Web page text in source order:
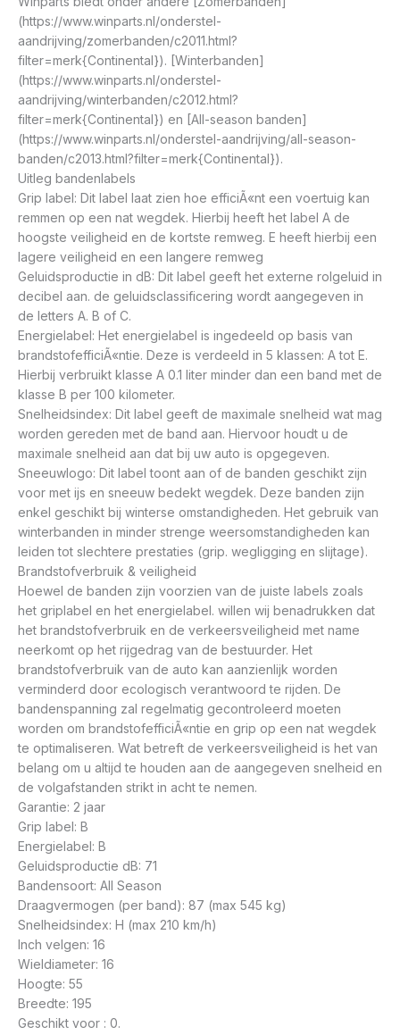
(https://www.winparts.nl/onderstel-
aandrijving/zomerbanden/c2011.html?
filter=merk{Continental}). [Winterbanden]
(https://www.winparts.nl/onderstel-
aandrijving/winterbanden/c2012.html?
filter=merk{Continental}) en [All-season banden]
(https://www.winparts.nl/onderstel-aandrijving/all-season-
banden/c2013.html?filter=merk{Continental}).
Uitleg bandenlabels
Grip label: Dit label laat zien hoe efficiÃ«nt een voertuig kan
remmen op een nat wegdek. Hierbij heeft het label A de
hoogste veiligheid en de kortste remweg. E heeft hierbij een
lagere veiligheid en een langere remweg
Geluidsproductie in dB: Dit label geeft het externe rolgeluid in
decibel aan. de geluidsclassificering wordt aangegeven in
de letters A. B of C.
Energielabel: Het energielabel is ingedeeld op basis van
brandstofefficiÃ«ntie. Deze is verdeeld in 5 klassen: A tot E.
Hierbij verbruikt klasse A 0.1 liter minder dan een band met de
klasse B per 100 kilometer.
Snelheidsindex: Dit label geeft de maximale snelheid wat mag
worden gereden met de band aan. Hiervoor houdt u de
maximale snelheid aan dat bij uw auto is opgegeven.
Sneeuwlogo: Dit label toont aan of de banden geschikt zijn
voor met ijs en sneeuw bedekt wegdek. Deze banden zijn
enkel geschikt bij winterse omstandigheden. Het gebruik van
winterbanden in minder strenge weersomstandigheden kan
leiden tot slechtere prestaties (grip. wegligging en slijtage).
Brandstofverbruik & veiligheid
Hoewel de banden zijn voorzien van de juiste labels zoals
het griplabel en het energielabel. willen wij benadrukken dat
het brandstofverbruik en de verkeersveiligheid met name
neerkomt op het rijgedrag van de bestuurder. Het
brandstofverbruik van de auto kan aanzienlijk worden
verminderd door ecologisch verantwoord te rijden. De
bandenspanning zal regelmatig gecontroleerd moeten
worden om brandstofefficiÃ«ntie en grip op een nat wegdek
te optimaliseren. Wat betreft de verkeersveiligheid is het van
belang om u altijd te houden aan de aangegeven snelheid en
de volgafstanden strikt in acht te nemen.
Garantie: 2 jaar
Grip label: B
Energielabel: B
Geluidsproductie dB: 71
Bandensoort: All Season
Draagvermogen (per band): 87 (max 545 kg)
Snelheidsindex: H (max 210 km/h)
Inch velgen: 16
Wieldiameter: 16
Hoogte: 55
Breedte: 195
Geschikt voor : 0.